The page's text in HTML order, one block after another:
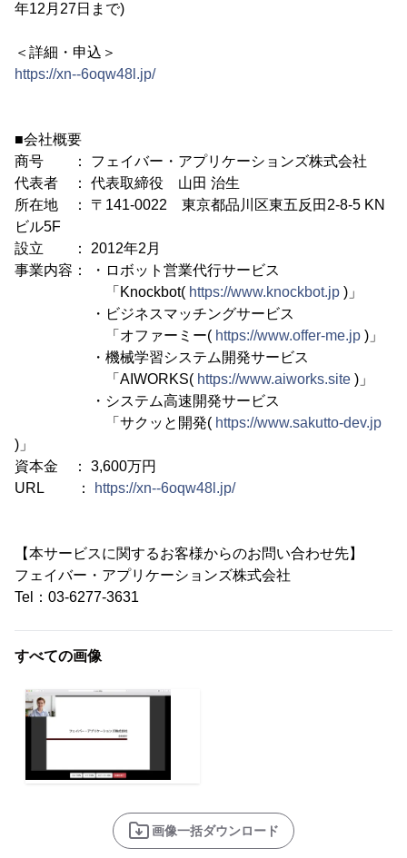
年12月27日まで)
＜詳細・申込＞
https://xn--6oqw48l.jp/
■会社概要
商号 ： フェイバー・アプリケーションズ株式会社
代表者 ： 代表取締役 山田 治生
所在地 ： 〒141-0022 東京都品川区東五反田2-8-5 KN
ビル5F
設立 ： 2012年2月
事業内容： ・ロボット営業代行サービス
「Knockbot( https://www.knockbot.jp )」
・ビジネスマッチングサービス
「オファーミー( https://www.offer-me.jp )」
・機械学習システム開発サービス
「AIWORKS( https://www.aiworks.site )」
・システム高速開発サービス
「サクッと開発( https://www.sakutto-dev.jp
)」
資本金 ： 3,600万円
URL ：
https://xn--6oqw48l.jp/
【本サービスに関するお客様からのお問い合わせ先】
フェイバー・アプリケーションズ株式会社
Tel：03-6277-3631
すべての画像
画像一括ダウンロード